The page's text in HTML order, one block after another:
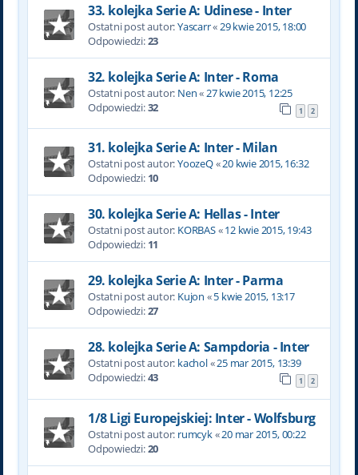
33. kolejka Serie A: Udinese - Inter
Ostatni post autor:Yascarr«29 kwie 2015, 18:00
Odpowiedzi:23
32. kolejka Serie A: Inter - Roma
Ostatni post autor: Nen«27 kwie 2015, 12:25
Odpowiedzi:32 1 2
31. kolejka Serie A: Inter - Milan
Ostatni post autor:YoozeQ«20 kwie 2015, 16:32
Odpowiedzi: 10
30. kolejka Serie A: Hellas - Inter
Ostatni post autor: KORBAS«12 kwie 2015, 19:43
Odpowiedzi: 11
29. kolejka Serie A: Inter - Parma
Ostatni post autor: Kujon «5 kwie 2015, 13:17
Odpowiedzi:27
28. kolejka Serie A: Sampdoria - Inter
Ostatni post autor: kachol«25 mar 2015, 13:39
Odpowiedzi:43 1 2
1/8 Ligi Europejskiej: Inter - Wolfsburg
Ostatni post autor: rumcyk«20 mar 2015, 00:22
Odpowiedzi:20